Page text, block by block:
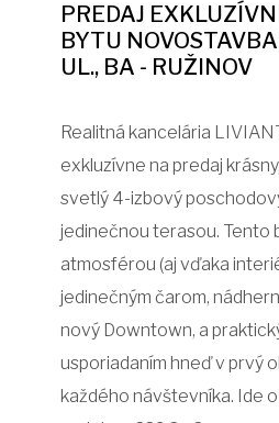
PREDAJ
BYTU
UL., BA - RUŽINOV
Realitná kancelária
exkluzívne na predaj
svetlý 4-izbový
jedinečnou terasou. Tento
atmosférou (aj vďaka
jedinečným čarom,
nový Downtown, a
usporiadaním hneď v prvý
každého návštevníka. Ide